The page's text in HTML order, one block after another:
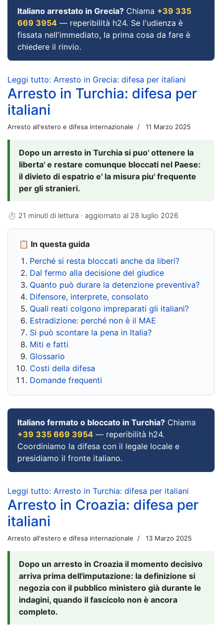
Italiano arrestato in Grecia? Chiama +39 335
669 3954 — reperibilità h24. Se l'udienza è
fissata nell'immediato, la prima cosa da fare è
chiedere il rinvio.
Leggi tutto: Arresto in Grecia: difesa per italiani
Arresto in Turchia: difesa per
italiani
Arresto all'estero e difesa internazionale 11 Marzo 2025
Dopo un arresto in Turchia si puo' ottenere la
liberta' e restare comunque bloccati nel Paese:
il divieto di espatrio e' la misura piu' frequente
per gli stranieri.
⏱ 21 minuti di lettura · aggiornato al 28 luglio 2026
📋 In questa guida
Perché si resta bloccati anche da liberi?
Dal fermo alla decisione del giudice
Quanto può durare la detenzione preventiva?
Difensore, interprete, consolato
Quali reati colgono impreparati gli italiani?
Estradizione: perché non è il MAE
Si può scontare la pena in Italia?
Miti e fatti
Glossario
Costi della difesa
Domande frequenti
Italiano fermato o bloccato in Turchia? Chiama
+39 335 669 3954 — reperibilità h24.
Coordiniamo la difesa con il legale locale e
presidiamo il fronte italiano.
Leggi tutto: Arresto in Turchia: difesa per italiani
Arresto in Croazia: difesa per
italiani
Arresto all'estero e difesa internazionale 13 Marzo 2025
Dopo un arresto in Croazia il momento decisivo
arriva prima dell'imputazione: la definizione si
negozia con il pubblico ministero già durante le
indagini, quando il fascicolo non è ancora
completo.